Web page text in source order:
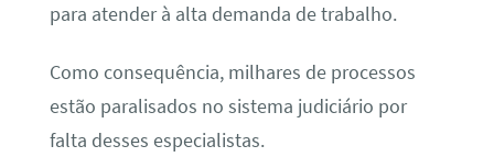
para atender à alta demanda de trabalho.
Como consequência, milhares de processos
estão paralisados no sistema judiciário por
falta desses especialistas.